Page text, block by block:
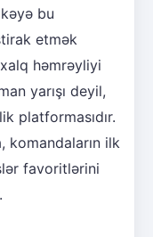
bu
etmək
həmrəyliyi
yarışı deyil,
platformasıdır.
komandaların ilk
favoritlərini